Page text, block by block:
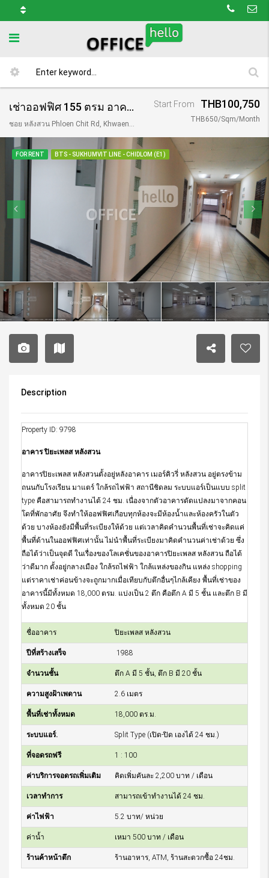
เช่าออฟฟิศ 155 ตรม อาคาร ปิยะเพลส หลังสวน/ Piya Place Langsuan
ชอย หลังสวน Phloen Chit Rd, Khwaeng Lumphini, Khet Pathum Wan, Krung Thep Maha Nakhon 10330, Thailand
Start From THB100,750
THB650/Sqm/Month
FOR RENT BTS - SUKHUMVIT LINE - CHIDLOM (E1)
Description
Property ID: 9798
อาคาร ปิยะเพลส หลังสวน
อาคารปิยะเพลส หลังสวนตั้งอยู่หลังอาคาร เมอร์คิวรี่ หลังสวน อยู่ตรงข้าม
ถนนกับโรงเรียน มาแตร์ ใกล้รถไฟฟ้า สถานีชิดลม ระบบแอร์เป็นแบบ split
type คือสามารถทำงานได้ 24 ชม. เนื่องจากตัวอาคารดัดแปลงมาจากคอน
โดที่พักอาศัย จึงทำให้ออฟฟิศเกือบทุกห้องจะมีห้องน้ำและห้องครัวในตัว
ด้วย บางห้องยังมีพื้นที่ระเบียงให้ด้วย แต่เวลาคิดคำนวนพื้นที่เช่าจะคิดแค่
พื้นที่ด้านในออฟฟิศเท่านั้น ไม่นำพื้นที่ระเบียงมาคิดคำนวนค่าเช่าด้วย ซึ่ง
ถือได้ว่าเป็นจุดดี ในเรื่องของโลเคชั่นของอาคารปิยะเพลส หลังสวน ถือได้
ว่าดีมาก ตั้งอยู่กลางเมือง ใกล้รถไฟฟ้า ใกล้แหล่งของกิน แหล่ง shopping
แต่ราคาเช่าค่อนข้างจะถูกมากเมื่อเทียบกับตึกอื่นๆไกล้เคียง พื้นที่เช่าของ
อาคารนี้มีทั้งหมด 18,000 ตรม. แบ่งเป็น 2 ตึก คือตึก A มี 5 ชั้น และตึก B มี
ทั้งหมด 20 ชั้น
ชื่ออาคาร ปิยะเพลส หลังสวน
ปีที่สร้างเสร็จ 1988
จำนวนชั้น ตึก A มี 5 ชั้น, ตึก B มี 20 ชั้น
ความสูงฝ้าเพดาน 2.6 เมตร
พื้นที่เช่าทั้งหมด 18,000 ตร.ม.
ระบบแอร์. Split Type (เปิด-ปิด เองได้ 24 ชม.)
ที่จอดรถฟรี 1 : 100
ค่าบริการจอดรถเพิ่มเติม คิดเพิ่มคันละ 2,200 บาท / เดือน
เวลาทำการ สามารถเข้าทำงานได้ 24 ชม.
ค่าไฟฟ้า 5.2 บาท/ หน่วย
ค่าน้ำ เหมา 500 บาท / เดือน
ร้านค้าหน้าตึก ร้านอาหาร, ATM, ร้านสะดวกซื้อ 24ชม.